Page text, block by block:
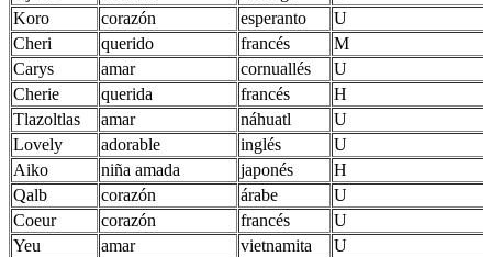
Koro
corazón esperanto
U
Cheri
querido francés
M
Carys
amar cornuallés
U
Cherie
querida francés
H
Tlazoltlas
amar náhuatl
U
Lovely
adorable inglés
U
Aiko
niña amada japonés
H
Qalb
corazón árabe
U
Coeur
corazón francés
U
Yeu
amar vietnamita
U